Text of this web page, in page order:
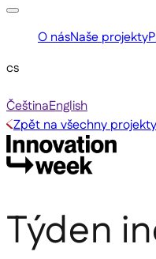
O násNaše projekty
cs
ČeštinaEnglish
Zpět na všechny projekty
Týden